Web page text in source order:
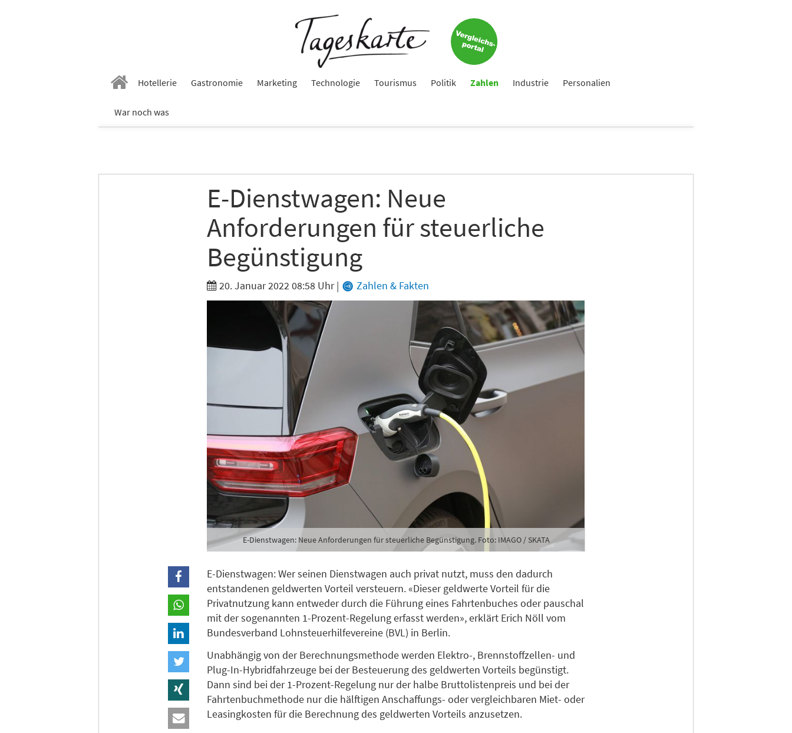
Hotellerie Gastronomie Marketing Technologie Tourismus Politik Zahlen Industrie Personalien
War noch was
E-Dienstwagen: Neue
Anforderungen für steuerliche
Begünstigung
20. Januar 2022 08:58 Uhr| Zahlen & Fakten
E-Dienstwagen: Neue Anforderungen für steuerliche Begünstigung. Foto: IMAGO / SKATA
E-Dienstwagen: Wer seinen Dienstwagen auch privat nutzt, muss den dadurch
entstandenen geldwerten Vorteil versteuern. «Dieser geldwerte Vorteil für die
Privatnutzung kann entweder durch die Führung eines Fahrtenbuches oder pauschal
mit der sogenannten 1-Prozent-Regelung erfasst werden», erklärt Erich Nöll vom
Bundesverband Lohnsteuerhilfevereine (BVL) in Berlin.
Unabhängig von der Berechnungsmethode werden Elektro-, Brennstoffzellen- und
Plug-In-Hybridfahrzeuge bei der Besteuerung des geldwerten Vorteils begünstigt.
Dann sind bei der 1-Prozent-Regelung nur der halbe Bruttolistenpreis und bei der
Fahrtenbuchmethode nur die hälftigen Anschaffungs- oder vergleichbaren Miet- oder
Leasingkosten für die Berechnung des geldwerten Vorteils anzusetzen.